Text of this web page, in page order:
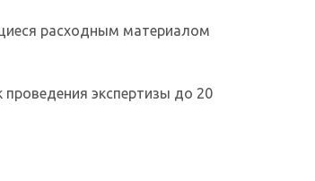
расходным материалом
проведения экспертизы до 20